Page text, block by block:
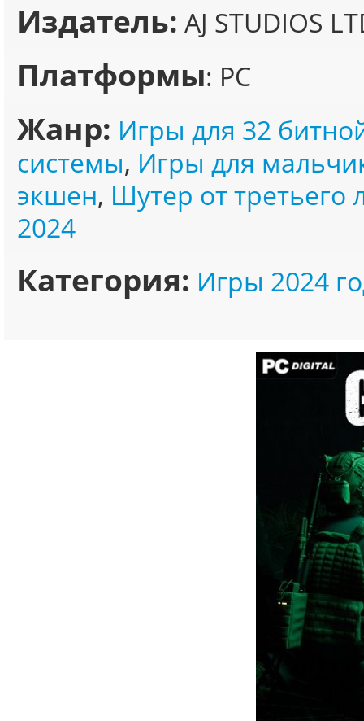
Издатель: AJ STUDIOS
Платформы: PC
Жанр: Игры для 32
системы, Игры для
экшен, Шутер от третьего
2024
Категория: Игры 2024